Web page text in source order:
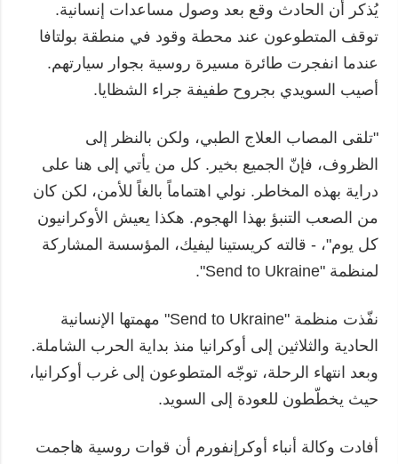
يُذكر أن الحادث وقع بعد وصول مساعدات إنسانية.
توقف المتطوعون عند محطة وقود في منطقة بولتافا
عندما انفجرت طائرة مسيرة روسية بجوار سيارتهم.
أصيب السويدي بجروح طفيفة جراء الشظايا.
"تلقى المصاب العلاج الطبي، ولكن بالنظر إلى
الظروف، فإنّ الجميع بخير. كل من يأتي إلى هنا على
دراية بهذه المخاطر. نولي اهتماماً بالغاً للأمن، لكن كان
من الصعب التنبؤ بهذا الهجوم. هكذا يعيش الأوكرانيون
كل يوم"، - قالته كريستينا ليفيك، المؤسسة المشاركة
لمنظمة "Send to Ukraine".
نفّذت منظمة "Send to Ukraine" مهمتها الإنسانية
الحادية والثلاثين إلى أوكرانيا منذ بداية الحرب الشاملة.
وبعد انتهاء الرحلة، توجّه المتطوعون إلى غرب أوكرانيا،
حيث يخطّطون للعودة إلى السويد.
أفادت وكالة أنباء أوكرإنفورم أن قوات روسية هاجمت